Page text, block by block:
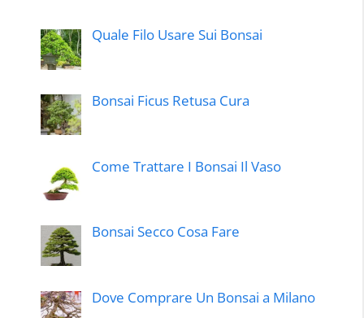
Quale Filo Usare Sui Bonsai
Bonsai Ficus Retusa Cura
Come Trattare I Bonsai Il Vaso
Bonsai Secco Cosa Fare
Dove Comprare Un Bonsai a Milano